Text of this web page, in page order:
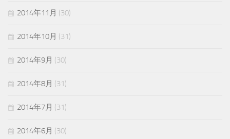
2014年11月 (30)
2014年10月 (31)
2014年9月 (30)
2014年8月 (31)
2014年7月 (31)
2014年6月 (30)